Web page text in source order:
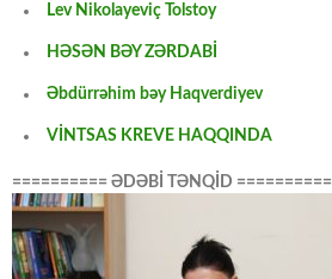
Lev Nikolayeviç Tolstoy
HƏSƏN BƏY ZƏRDABİ
Əbdürrəhim bəy Haqverdiyev
VİNTSAS KREVE HAQQINDA
========== ƏDƏBİ TƏNQİD ==========